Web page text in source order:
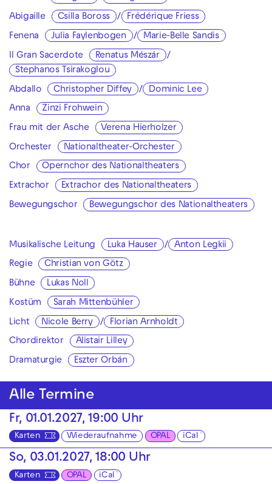
Abigaille Csilla Boross / Frédérique Friess
Fenena Julia Faylenbogen / Marie-Belle Sandis
Il Gran Sacerdote Renatus Mészár
/
Stephanos Tsirakoglou
Abdallo Christopher Diffey / Dominic Lee
Anna Zinzi Frohwein
Frau mit der Asche Verena Hierholzer
Orchester Nationaltheater-Orchester
Chor Opernchor des Nationaltheaters
Extrachor Extrachor des Nationaltheaters
Bewegungschor Bewegungschor des Nationaltheaters
Musikalische Leitung Luka Hauser / Anton Legkii
Regie Christian von Götz
Bühne Lukas Noll
Kostüm Sarah Mittenbühler
Licht Nicole Berry / Florian Arnholdt
Chordirektor Alistair Lilley
Dramaturgie Eszter Orbán
Alle Termine
Fr, 01.01.2027, 19:00 Uhr
Karten Wiederaufnahme OPAL iCal
So, 03.01.2027, 18:00 Uhr
Karten OPAL iCal